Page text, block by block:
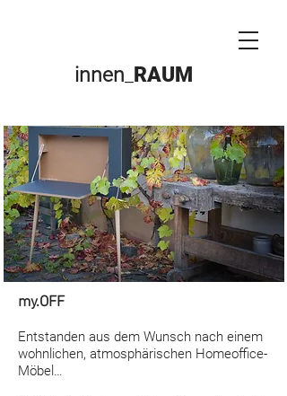
innen RAUM
my.OFF
Entstanden aus dem Wunsch nach einem
wohnlichen, atmosphärischen Homeoffice-
Möbel…